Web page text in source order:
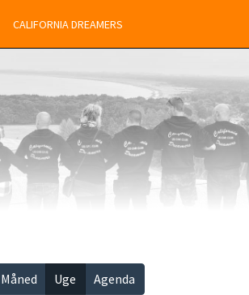
CALIFORNIA DREAMERS
Måned Uge Agenda